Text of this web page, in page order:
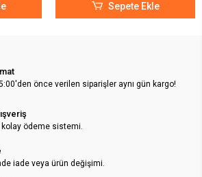
Sepete Ekle
önce verilen siparişler aynı gün kargo!
ödeme sistemi.
iade veya ürün değişimi.